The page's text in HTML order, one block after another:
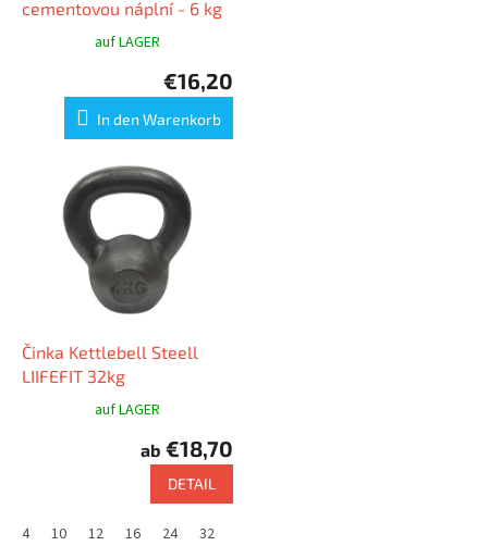
cementovou náplní - 6 kg
auf LAGER
€16,20
In den Warenkorb
Činka Kettlebell Steell
LIIFEFIT 32kg
auf LAGER
ab €18,70
DETAIL
4 10 12 16 24 32